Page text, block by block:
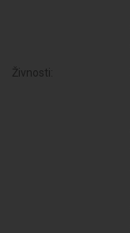
Živnosti: